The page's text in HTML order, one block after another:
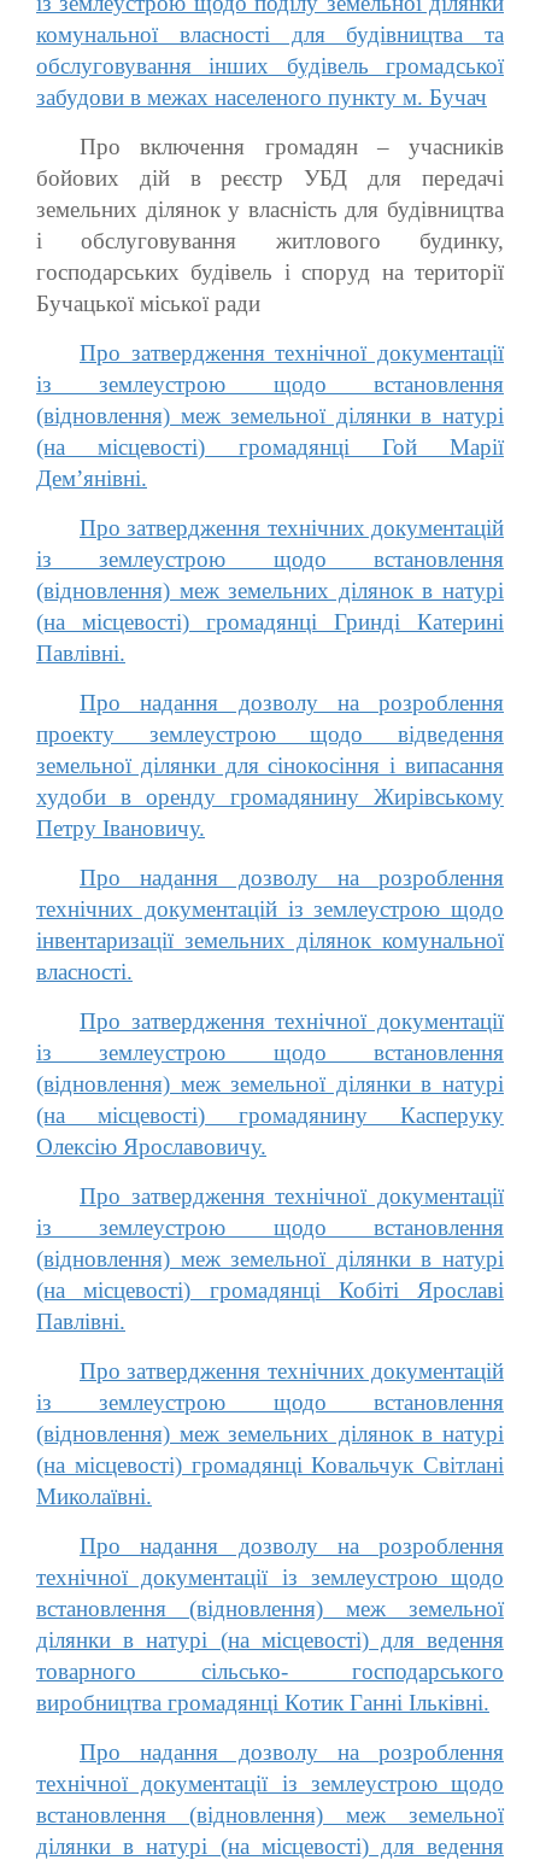
комунальної власності для будівництва та
обслуговування інших будівель громадської
забудови в межах населеного пункту м. Бучач
Про включення громадян – учасників
бойових дій в реєстр УБД для передачі
земельних ділянок у власність для будівництва
і обслуговування житлового будинку,
господарських будівель і споруд на території
Бучацької міської ради
Про затвердження технічної документації
із землеустрою щодо встановлення
(відновлення) меж земельної ділянки в натурі
(на місцевості) громадянці Гой Марії
Дем’янівні.
Про затвердження технічних документацій
із землеустрою щодо встановлення
(відновлення) меж земельних ділянок в натурі
(на місцевості) громадянці Гринді Катерині
Павлівні.
Про надання дозволу на розроблення
проекту землеустрою щодо відведення
земельної ділянки для сінокосіння і випасання
худоби в оренду громадянину Жирівському
Петру Івановичу.
Про надання дозволу на розроблення
технічних документацій із землеустрою щодо
інвентаризації земельних ділянок комунальної
власності.
Про затвердження технічної документації
із землеустрою щодо встановлення
(відновлення) меж земельної ділянки в натурі
(на місцевості) громадянину Касперуку
Олексію Ярославовичу.
Про затвердження технічної документації
із землеустрою щодо встановлення
(відновлення) меж земельної ділянки в натурі
(на місцевості) громадянці Кобіті Ярославі
Павлівні.
Про затвердження технічних документацій
із землеустрою щодо встановлення
(відновлення) меж земельних ділянок в натурі
(на місцевості) громадянці Ковальчук Світлані
Миколаївні.
Про надання дозволу на розроблення
технічної документації із землеустрою щодо
встановлення (відновлення) меж земельної
ділянки в натурі (на місцевості) для ведення
товарного сільсько- господарського
виробництва громадянці Котик Ганні Ільківні.
Про надання дозволу на розроблення
технічної документації із землеустрою щодо
встановлення (відновлення) меж земельної
ділянки в натурі (на місцевості) для ведення